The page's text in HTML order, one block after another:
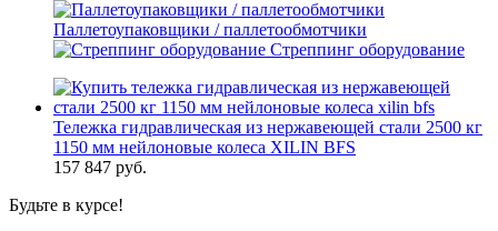
Паллетоупаковщики / паллетообмотчики
Стреппинг оборудование
Тележка гидравлическая из нержавеющей стали 2500 кг
1150 мм нейлоновые колеса XILIN BFS
157 847 руб.
Будьте в курсе!